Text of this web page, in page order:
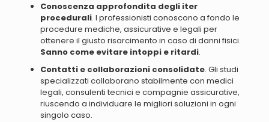
Conoscenza approfondita degli iter
procedurali. I professionisti conoscono a fondo le
procedure mediche, assicurative e legali per
ottenere il giusto risarcimento in caso di danni fisici.
Sanno come evitare intoppi e ritardi.
Contatti e collaborazioni consolidate. Gli studi
specializzati collaborano stabilmente con medici
legali, consulenti tecnici e compagnie assicurative,
riuscendo a individuare le migliori soluzioni in ogni
singolo caso.